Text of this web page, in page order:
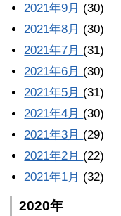
2021年9月 (30)
2021年8月 (30)
2021年7月 (31)
2021年6月 (30)
2021年5月 (31)
2021年4月 (30)
2021年3月 (29)
2021年2月 (22)
2021年1月 (32)
2020年